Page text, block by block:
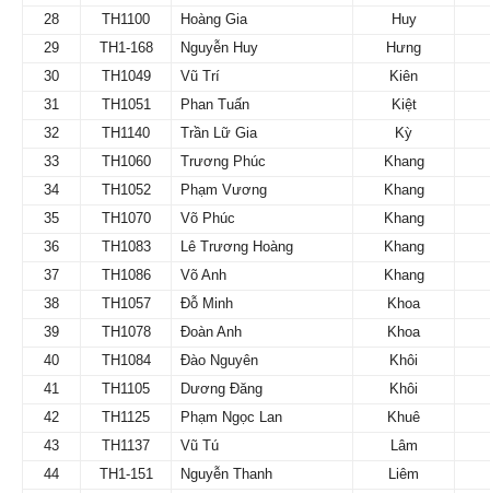
28
TH1100 Hoàng Gia
Huy
29
TH1-168 Nguyễn Huy
Hưng
30
TH1049 Vũ Trí
Kiên
31
TH1051 Phan Tuấn
Kiệt
32
TH1140 Trần Lữ Gia
Kỳ
33
TH1060 Trương Phúc
Khang
34
TH1052 Phạm Vương
Khang
35
TH1070 Võ Phúc
Khang
36
TH1083 Lê Trương Hoàng
Khang
37
TH1086 Võ Anh
Khang
38
TH1057 Đỗ Minh
Khoa
39
TH1078 Đoàn Anh
Khoa
40
TH1084 Đào Nguyên
Khôi
41
TH1105 Dương Đăng
Khôi
42
TH1125 Phạm Ngọc Lan
Khuê
43
TH1137 Vũ Tú
Lâm
44
TH1-151 Nguyễn Thanh
Liêm